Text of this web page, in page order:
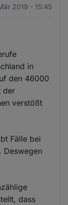
2019 - 15:45
in
den 46000
der
verstößt
Fälle bei
Deswegen
dass